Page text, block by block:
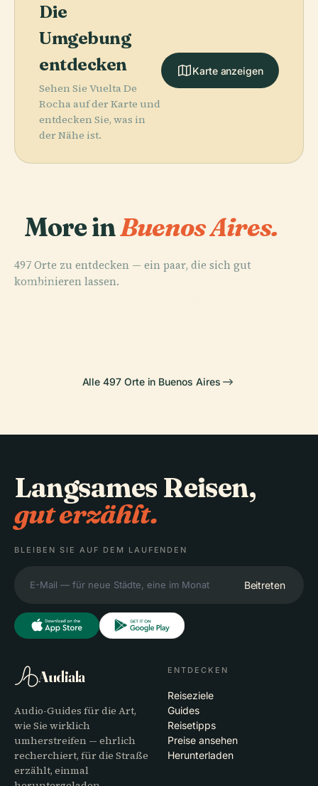
Die
Umgebung
entdecken
Sehen Sie Vuelta De
Rocha auf der Karte und
entdecken Sie, was in
der Nähe ist.
Karte anzeigen
More inBuenos Aires.
497 Orte zu entdecken — ein paar, die sich gut
kombinieren lassen.
PLACE
PLACE
PLACE
Alle 497 Orte in Buenos Aires
Langsames Reisen,
gut erzählt.
BLEIBEN SIE AUF DEM LAUFENDEN
Beitreten
Audiala
Audio-Guides für die Art,
wie Sie wirklich
umherstreifen — ehrlich
recherchiert, für die Straße
erzählt, einmal
ENTDECKEN
Reiseziele
Guides
Reisetipps
Preise ansehen
Herunterladen